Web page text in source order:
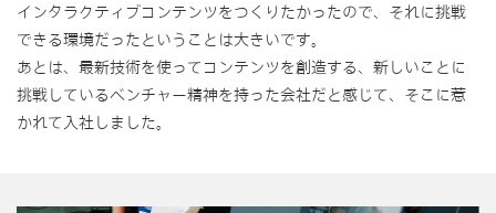
インタラクティブコンテンツをつくりたかったので、それに挑戦
できる環境だったということは大きいです。
あとは、最新技術を使ってコンテンツを創造する、新しいことに
挑戦しているベンチャー精神を持った会社だと感じて、そこに惹
かれて入社しました。